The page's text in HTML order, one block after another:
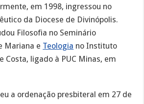
em 1998, ingressou no
da Diocese de Divinópolis.
Filosofia no Seminário
Mariana e Teologia no Instituto
Costa, ligado à PUC Minas, em
a ordenação presbiteral em 27 de